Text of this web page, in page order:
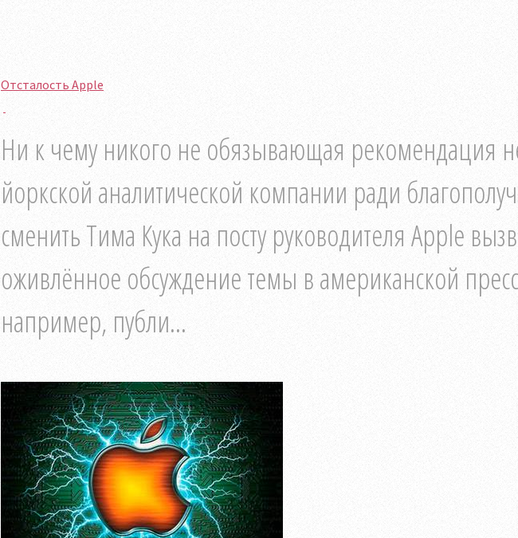
Отсталость Apple
Ни к чему никого не обязывающая рекомендация
йоркской аналитической компании ради
сменить Тима Кука на посту руководителя Apple
оживлённое обсуждение темы в американской
например, публи...